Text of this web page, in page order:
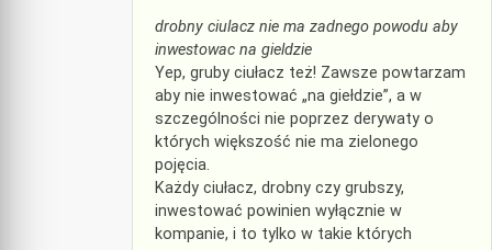
drobny ciulacz nie ma zadnego powodu aby
inwestowac na gieldzie
Yep, gruby ciułacz też! Zawsze powtarzam
aby nie inwestować „na giełdzie”, a w
szczególności nie poprzez derywaty o
których większość nie ma zielonego
pojęcia.
Każdy ciułacz, drobny czy grubszy,
inwestować powinien wyłącznie w
kompanie, i to tylko w takie których